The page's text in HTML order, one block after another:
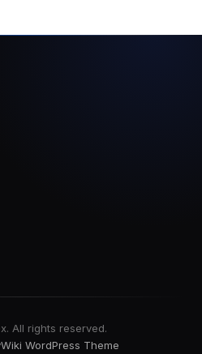
All rights reserved.
WordPress Theme